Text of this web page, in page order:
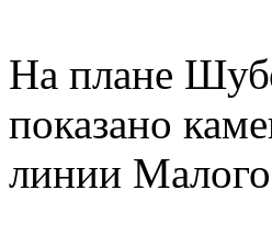
На плане
показано
линии